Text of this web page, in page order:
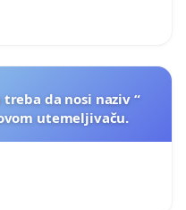
da nosi naziv “
utemeljivaču.